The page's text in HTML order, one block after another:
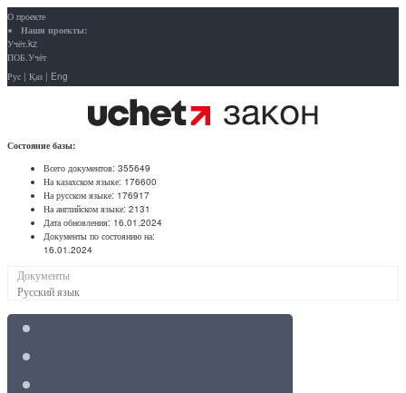
О проекте
Наши проекты:
Учёт.kz
ПОБ.Учёт
Рус | Қаз | Eng
Состояние базы:
Всего документов: 355649
На казахском языке: 176600
На русском языке: 176917
На английском языке: 2131
Дата обновления: 16.01.2024
Документы по состоянию на:
16.01.2024
Документы
Русский язык